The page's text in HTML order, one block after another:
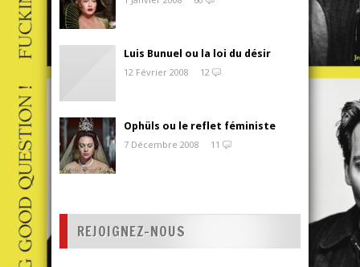
Luis Bunuel ou la loi du désir
12 Février 2008
12
Ophüls ou le reflet féministe
7 Décembre 2008
11
REJOIGNEZ-NOUS